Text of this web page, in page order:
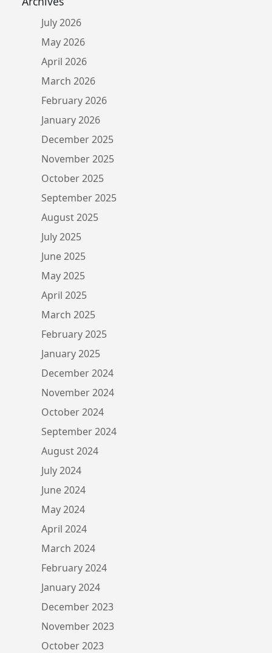
July 2026
May 2026
April 2026
March 2026
February 2026
January 2026
December 2025
November 2025
October 2025
September 2025
August 2025
July 2025
June 2025
May 2025
April 2025
March 2025
February 2025
January 2025
December 2024
November 2024
October 2024
September 2024
August 2024
July 2024
June 2024
May 2024
April 2024
March 2024
February 2024
January 2024
December 2023
November 2023
October 2023